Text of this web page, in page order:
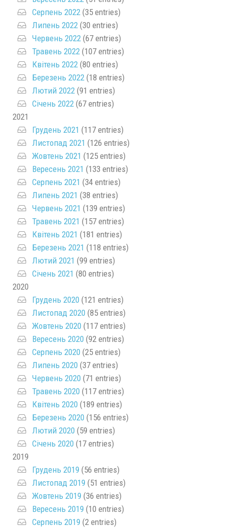
Серпень 2022 (35 entries)
Липень 2022 (30 entries)
Червень 2022 (67 entries)
Травень 2022 (107 entries)
Квітень 2022 (80 entries)
Березень 2022 (18 entries)
Лютий 2022 (91 entries)
Січень 2022 (67 entries)
2021
Грудень 2021 (117 entries)
Листопад 2021 (126 entries)
Жовтень 2021 (125 entries)
Вересень 2021 (133 entries)
Серпень 2021 (34 entries)
Липень 2021 (38 entries)
Червень 2021 (139 entries)
Травень 2021 (157 entries)
Квітень 2021 (181 entries)
Березень 2021 (118 entries)
Лютий 2021 (99 entries)
Січень 2021 (80 entries)
2020
Грудень 2020 (121 entries)
Листопад 2020 (85 entries)
Жовтень 2020 (117 entries)
Вересень 2020 (92 entries)
Серпень 2020 (25 entries)
Липень 2020 (37 entries)
Червень 2020 (71 entries)
Травень 2020 (117 entries)
Квітень 2020 (189 entries)
Березень 2020 (156 entries)
Лютий 2020 (59 entries)
Січень 2020 (17 entries)
2019
Грудень 2019 (56 entries)
Листопад 2019 (51 entries)
Жовтень 2019 (36 entries)
Вересень 2019 (10 entries)
Серпень 2019 (2 entries)